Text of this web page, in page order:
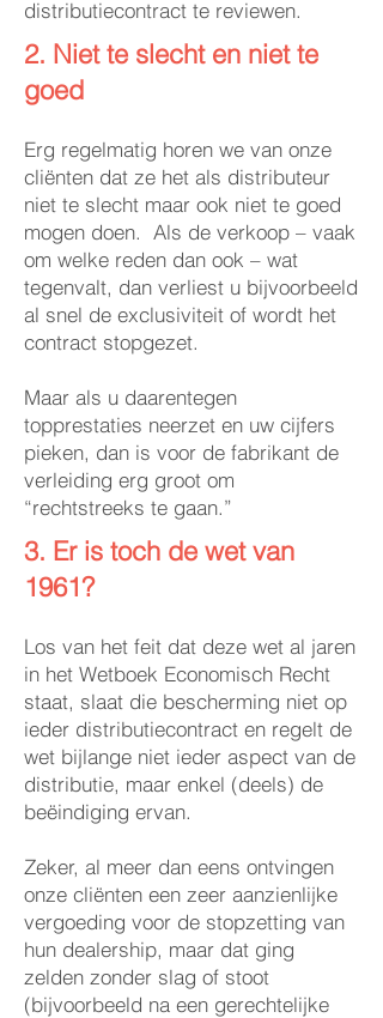
distributiecontract te reviewen.
2. Niet te slecht en niet te
goed
Erg regelmatig horen we van onze
cliënten dat ze het als distributeur
niet te slecht maar ook niet te goed
mogen doen. Als de verkoop – vaak
om welke reden dan ook – wat
tegenvalt, dan verliest u bijvoorbeeld
al snel de exclusiviteit of wordt het
contract stopgezet.
Maar als u daarentegen
topprestaties neerzet en uw cijfers
pieken, dan is voor de fabrikant de
verleiding erg groot om
“rechtstreeks te gaan.”
3. Er is toch de wet van
1961?
Los van het feit dat deze wet al jaren
in het Wetboek Economisch Recht
staat, slaat die bescherming niet op
ieder distributiecontract en regelt de
wet bijlange niet ieder aspect van de
distributie, maar enkel (deels) de
beëindiging ervan.
Zeker, al meer dan eens ontvingen
onze cliënten een zeer aanzienlijke
vergoeding voor de stopzetting van
hun dealership, maar dat ging
zelden zonder slag of stoot
(bijvoorbeeld na een gerechtelijke